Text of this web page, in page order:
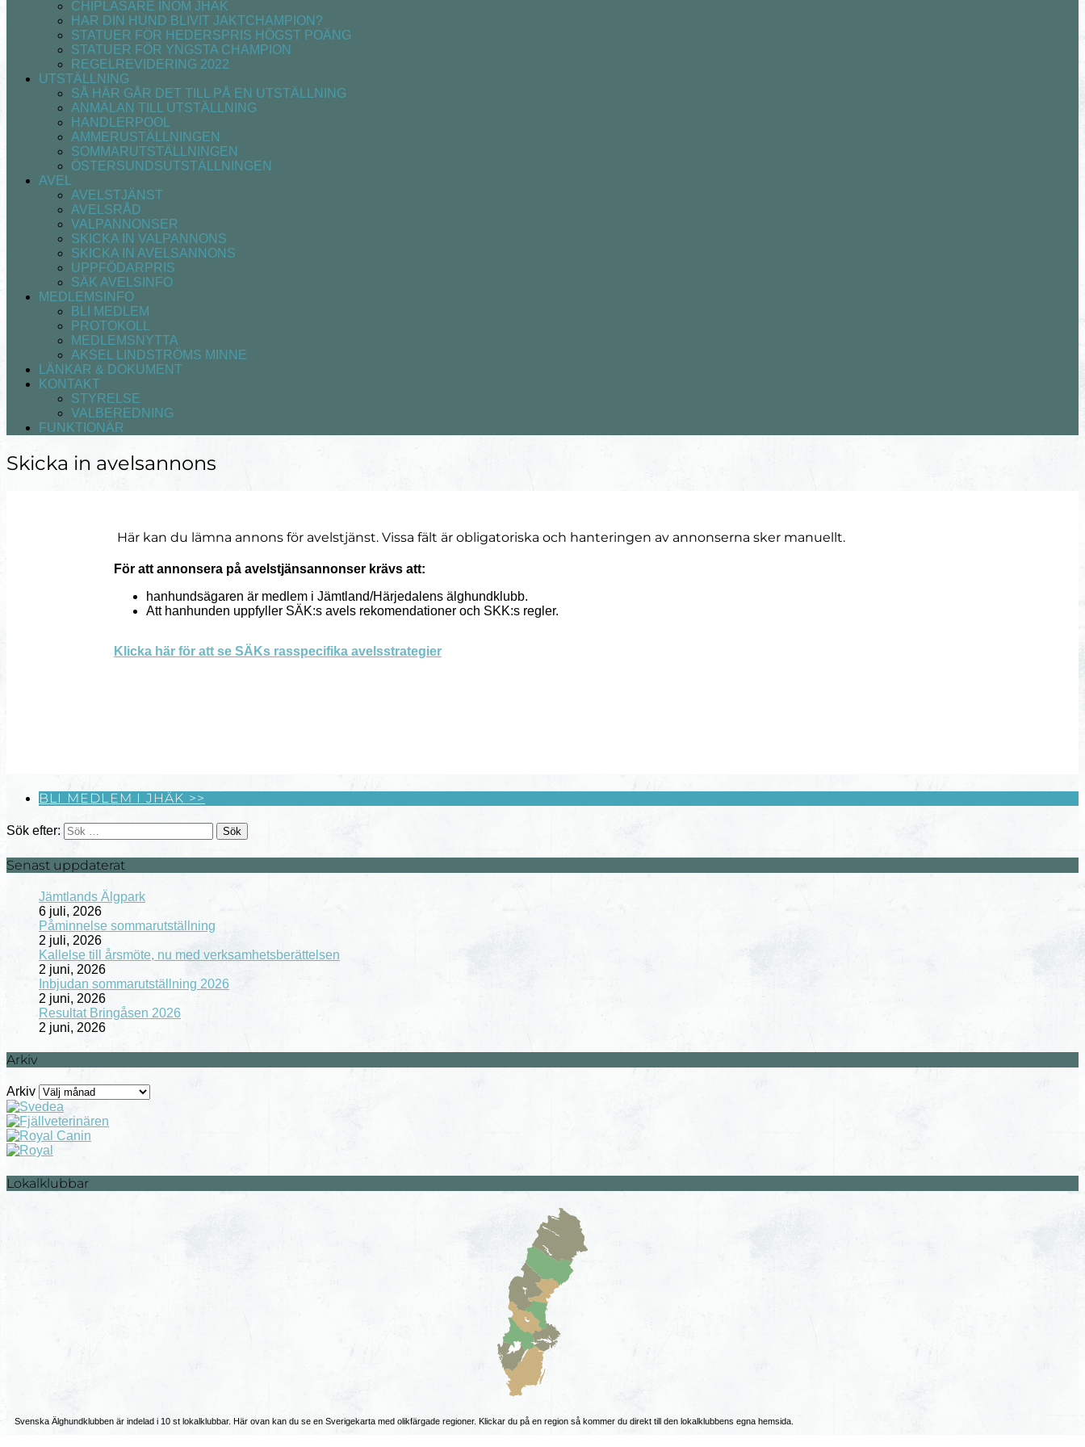
CHIPLÄSARE INOM JHÄK
HAR DIN HUND BLIVIT JAKTCHAMPION?
STATUER FÖR HEDERSPRIS HÖGST POÄNG
STATUER FÖR YNGSTA CHAMPION
REGELREVIDERING 2022
UTSTÄLLNING
SÅ HÄR GÅR DET TILL PÅ EN UTSTÄLLNING
ANMÄLAN TILL UTSTÄLLNING
HANDLERPOOL
AMMERUSTÄLLNINGEN
SOMMARUTSTÄLLNINGEN
ÖSTERSUNDSUTSTÄLLNINGEN
AVEL
AVELSTJÄNST
AVELSRÅD
VALPANNONSER
SKICKA IN VALPANNONS
SKICKA IN AVELSANNONS
UPPFÖDARPRIS
SÄK AVELSINFO
MEDLEMSINFO
BLI MEDLEM
PROTOKOLL
MEDLEMSNYTTA
AKSEL LINDSTRÖMS MINNE
LÄNKAR & DOKUMENT
KONTAKT
STYRELSE
VALBEREDNING
FUNKTIONÄR
Skicka in avelsannons
Här kan du lämna annons för avelstjänst. Vissa fält är obligatoriska och hanteringen av annonserna sker manuellt.
För att annonsera på avelstjänsannonser krävs att:
hanhundsägaren är medlem i Jämtland/Härjedalens älghundklubb.
Att hanhunden uppfyller SÄK:s avels rekomendationer och SKK:s regler.
Klicka här för att se SÄKs rasspecifika avelsstrategier
BLI MEDLEM I JHÄK >>
Sök efter:
Senast uppdaterat
Jämtlands Älgpark
6 juli, 2026
Påminnelse sommarutställning
2 juli, 2026
Kallelse till årsmöte, nu med verksamhetsberättelsen
2 juni, 2026
Inbjudan sommarutställning 2026
2 juni, 2026
Resultat Bringåsen 2026
2 juni, 2026
Arkiv
Arkiv
Lokalklubbar
Svenska Älghundklubben är indelad i 10 st lokalklubbar. Här ovan kan du se en Sverigekarta med olikfärgade regioner. Klickar du på en region så kommer du direkt till den lokalklubbens egna hemsida.